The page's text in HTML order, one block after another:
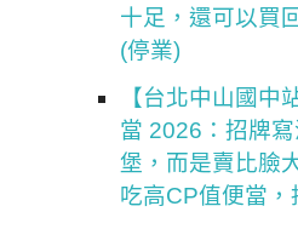
十足，還可以買
(停業)
【台北中山國中
當 2026：招牌
堡，而是賣比臉
吃高CP值便當